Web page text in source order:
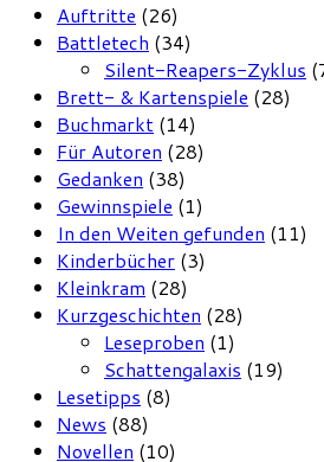
Auftritte (26)
Battletech (34)
Silent-Reapers-Zyklus
Brett- & Kartenspiele (28)
Buchmarkt (14)
Für Autoren (28)
Gedanken (38)
Gewinnspiele (1)
In den Weiten gefunden (11)
Kinderbücher (3)
Kleinkram (28)
Kurzgeschichten (28)
Leseproben (1)
Schattengalaxis (19)
Lesetipps (8)
News (88)
Novellen (10)